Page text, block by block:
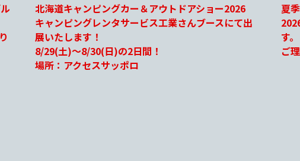
夏季休暇のお知らせ
2026年8月11日(火)～8月14日(金)まで休業となりま
す。
ご理解ご協力のほど宜しくお願い申し上げます
ジ
愛